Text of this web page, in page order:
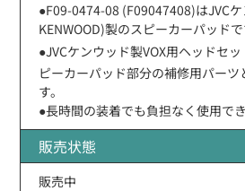
●F09-0474-08 (F09047408)はJVC
KENWOOD)製のスピーカーパッドで
●JVCケンウッド製VOX用ヘッドセッ
ピーカーパッド部分の補修用パーツ
す。
●長時間の装着でも負担なく使用でき
販売状態
販売中